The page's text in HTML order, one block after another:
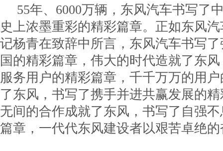
55年、6000万辆，东风汽车书写了
史上浓墨重彩的精彩篇章。正如东风
记杨青在致辞中所言，东风汽车书写
国的精彩篇章，伟大的时代造就了东
服务用户的精彩篇章，千千万万的用
了东风，书写了携手并进共赢发展的
无间的合作成就了东风，书写了自强
篇章，一代代东风建设者以艰苦卓绝